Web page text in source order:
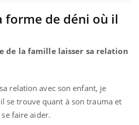
forme de déni où il
de la famille laisser sa relation
relation avec son enfant, je
se trouve quant à son trauma et
faire aider.